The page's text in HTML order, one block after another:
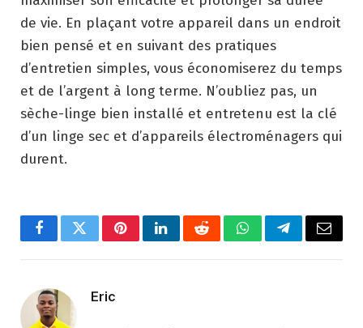
de vie. En plaçant votre appareil dans un endroit
bien pensé et en suivant des pratiques
d’entretien simples, vous économiserez du temps
et de l’argent à long terme. N’oubliez pas, un
sèche-linge bien installé et entretenu est la clé
d’un linge sec et d’appareils électroménagers qui
durent.
FacebookTwitterPinterestLinkedInRedditWhatsAppTelegramEmail
Eric